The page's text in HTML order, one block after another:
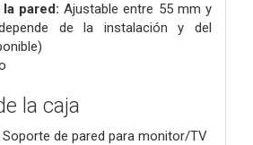
pared: Ajustable entre 55 mm y
de la instalación y del
la caja
Soporte de pared para monitor/TV